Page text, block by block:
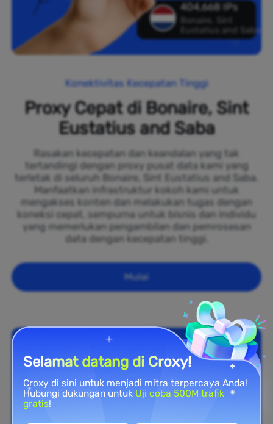
404,668 IPs
Bonaire, Sint
Eustatius and Saba
Konektivitas Kecepatan Tinggi
Proxy Cepat di Bonaire, Sint
Eustatius and Saba
Rasakan kecepatan dan keandalan yang tak
tertandingi dengan proxy pusat data kami yang
terletak di seluruh Bonaire, Sint Eustatius and Saba.
Manfaatkan infrastruktur kokoh kami untuk
mengakses konten dan melakukan tugas dengan
koneksi cepat, sempurna untuk bisnis dan individu
yang memerlukan pengambilan dan pemrosesan
data dengan kecepatan tinggi.
Mulai
Selamat datang di Croxy!
Croxy di sini untuk menjadi mitra terpercaya Anda!
Hubungi dukungan untuk Uji coba 500M trafik
gratis!